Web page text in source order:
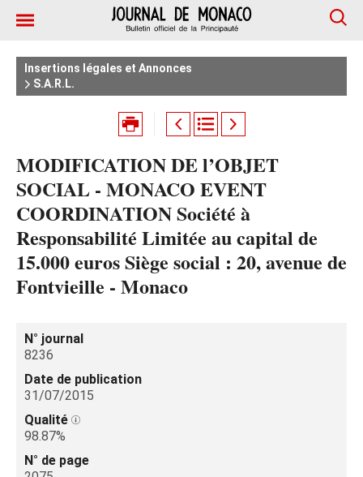
Insertions légales et Annonces
S.A.R.L.
MODIFICATION DE l’OBJET
SOCIAL - MONACO EVENT
COORDINATION Société à
Responsabilité Limitée au capital de
15.000 euros Siège social : 20, avenue de
Fontvieille - Monaco
N° journal
8236
Date de publication
31/07/2015
Qualité
98.87%
N° de page